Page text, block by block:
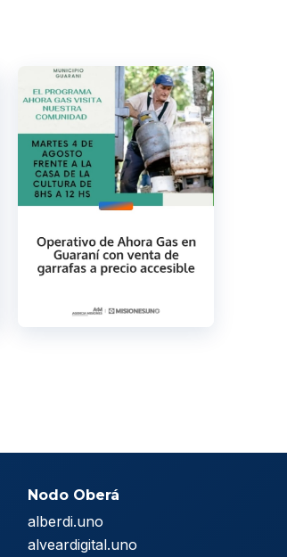
Nodo Oberá
alberdi.uno
alveardigital.uno